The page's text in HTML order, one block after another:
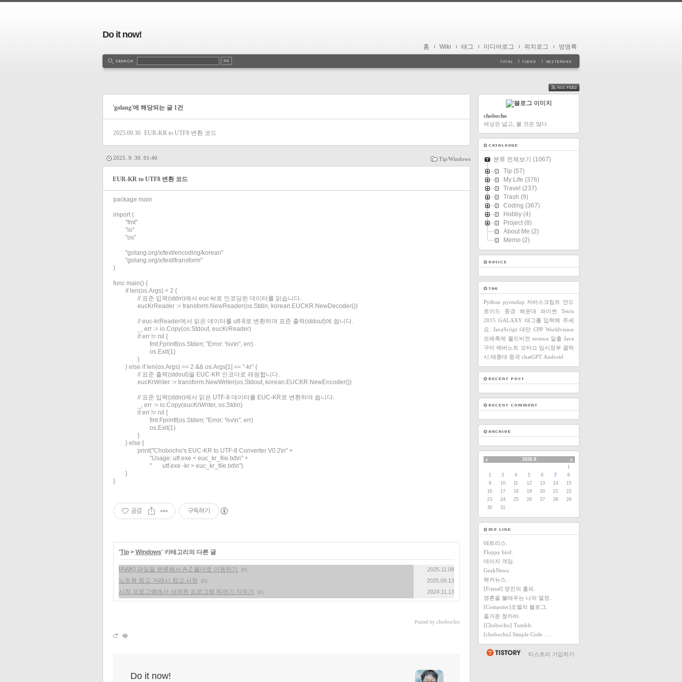
Do it now!
홈 Wiki 태그 미디어로그 위치로그 방명록
'golang'에 해당되는 글 1건
2025.09.30 EUR-KR to UTF8 변환 코드
Tip/Windows
2025. 9. 30. 01:40
EUR-KR to UTF8 변환 코드
package main
import (
)
func main() {
}
공감 구독하기
'Tip > Windows' 카테고리의 다른 글
[AWK] 파일을 분류해서 A-Z 폴더로 이동하기 (0) 2025.11.08
노트북 중고 거래시 참고 사항 (0) 2025.09.13
시작 프로그램에서 삭제된 프로그램 찌꺼기 지우기 (0) 2024.11.13
Posted by chobocho
Do it now!
FEED
chobocho
세상은 넓고, 볼 것은 많다.
분류 전체보기 (1067)
Tip (57)
My Life (376)
Travel (237)
Trash (9)
Coding (367)
Hobby (4)
Project (8)
About Me (2)
Memo (2)
Python pyrmdup 자바스크립트
안드
로이드
중경 해운대 파이썬
Tetris
2015 GALAXY 태그를 입력해 주세
요.
JavaScript 대만 CPP Worldvision
모래축제 월드비전 termux 일출 Java
구미 에버노트 모터쇼 임시정부 갤럭
시 태종대 중국 chatGPT Android
«
2026.8
1
2
3 4 5 6 7
8
9
10 11 12 13 14
15
16
17 18 19 20 21
22
23
24 25 26 27 28
29
30
31
테트리스.
Floppy bird.
데이지 게임.
GeekNews.
해커뉴스.
[Friend] 영진의 홈피.
영혼을 불태우는 나의 열정..
[Computer]조엘의 블로그.
즐거운 청카바.
[Chobocho] Tumblr.
[chobocho] Simple Code ….
티스토리 가입하기